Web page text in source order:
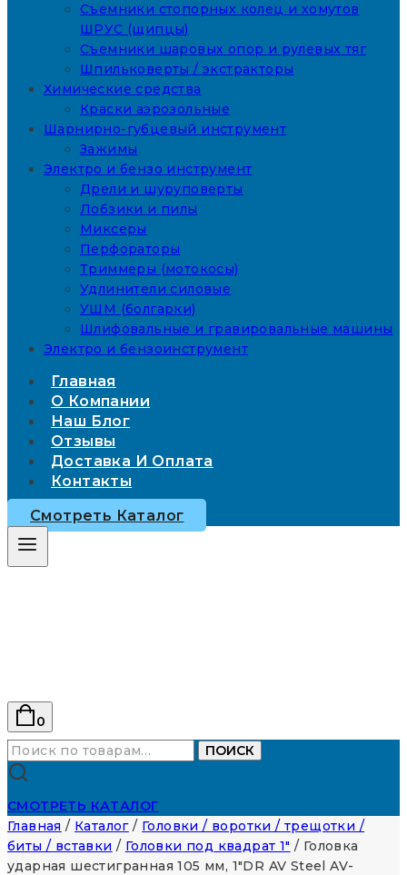
Съемники стопорных колец и хомутов
ШРУС (щипцы)
Съемники шаровых опор и рулевых тяг
Шпильковерты / экстракторы
Химические средства
Краски аэрозольные
Шарнирно-губцевый инструмент
Зажимы
Электро и бензо инструмент
Дрели и шуруповерты
Лобзики и пилы
Миксеры
Перфораторы
Триммеры (мотокосы)
Удлинители силовые
УШМ (болгарки)
Шлифовальные и гравировальные машины
Электро и бензоинструмент
Главная
О Компании
Наш Блог
Отзывы
Доставка И Оплата
Контакты
Смотреть Каталог
0
Искать:
ПОИСК
СМОТРЕТЬ КАТАЛОГ
Главная / Каталог / Головки / воротки / трещотки /
биты / вставки / Головки под квадрат 1" / Головка
ударная шестигранная 105 мм, 1″DR AV Steel AV-